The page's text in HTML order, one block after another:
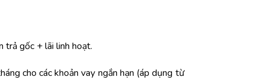
trả gốc + lãi linh hoạt.
cho các khoản vay ngắn hạn (áp dụng từ